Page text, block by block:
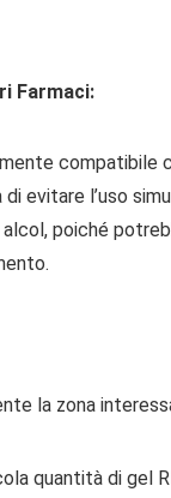
Farmaci:
compatibile
evitare l’uso
poiché
la zona
quantità di gel